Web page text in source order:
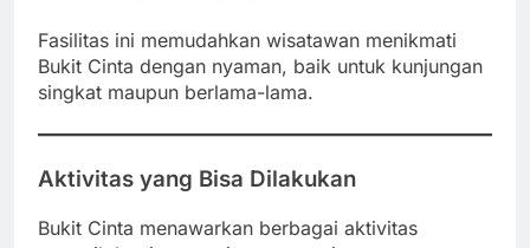
Fasilitas ini memudahkan wisatawan menikmati
Bukit Cinta dengan nyaman, baik untuk kunjungan
singkat maupun berlama-lama.
Aktivitas yang Bisa Dilakukan
Bukit Cinta menawarkan berbagai aktivitas